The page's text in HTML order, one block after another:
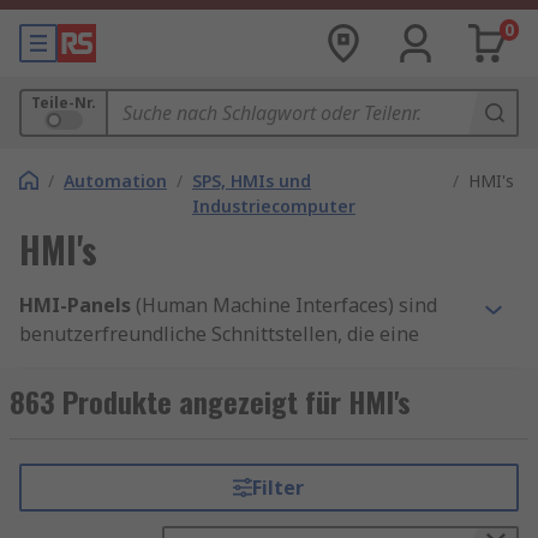
0
Teile-Nr.
/ Automation / SPS, HMIs und
Industriecomputer
/ HMI's
HMI's
HMI-Panels (Human Machine Interfaces) sind
benutzerfreundliche Schnittstellen, die eine
Industriemaschinen ermöglichen. Sie verbinden
eine Person mit Maschinen, SPS, RTUs oder IEDs
Bedienelemente durch softwarebasierte
Lösungen.
863 Produkte angezeigt für HMI's
Filter